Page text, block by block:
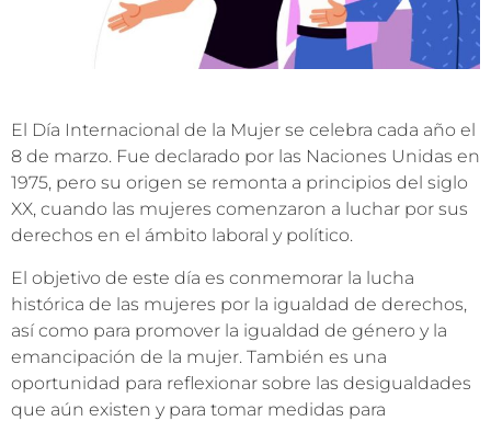
El Día Internacional de la Mujer se celebra cada año el
8 de marzo. Fue declarado por las Naciones Unidas en
1975, pero su origen se remonta a principios del siglo
XX, cuando las mujeres comenzaron a luchar por sus
derechos en el ámbito laboral y político.
El objetivo de este día es conmemorar la lucha
histórica de las mujeres por la igualdad de derechos,
así como para promover la igualdad de género y la
emancipación de la mujer. También es una
oportunidad para reflexionar sobre las desigualdades
que aún existen y para tomar medidas para